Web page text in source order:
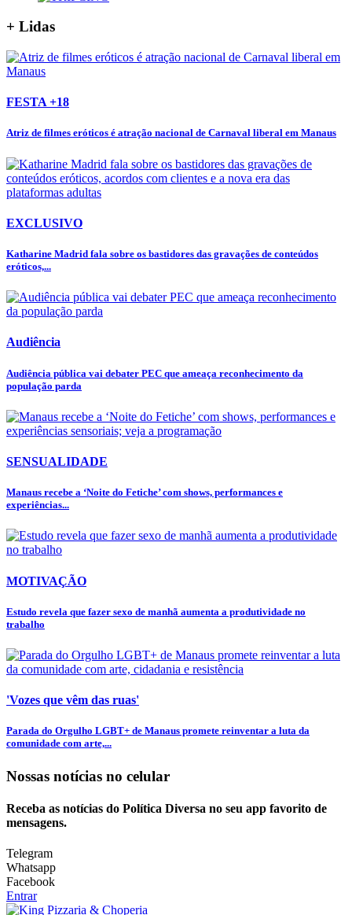
+ Lidas
FESTA +18
Atriz de filmes eróticos é atração nacional de Carnaval liberal em Manaus
EXCLUSIVO
Katharine Madrid fala sobre os bastidores das gravações de conteúdos
eróticos,...
Audiência
Audiência pública vai debater PEC que ameaça reconhecimento da
população parda
SENSUALIDADE
Manaus recebe a ‘Noite do Fetiche’ com shows, performances e
experiências...
MOTIVAÇÃO
Estudo revela que fazer sexo de manhã aumenta a produtividade no
trabalho
'Vozes que vêm das ruas'
Parada do Orgulho LGBT+ de Manaus promete reinventar a luta da
comunidade com arte,...
Nossas notícias no celular
Receba as notícias do Política Diversa no seu app favorito de
mensagens.
Telegram
Whatsapp
Facebook
Entrar